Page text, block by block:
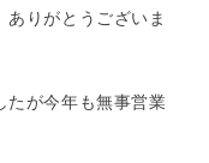
りがとうございま
たが今年も無事営業